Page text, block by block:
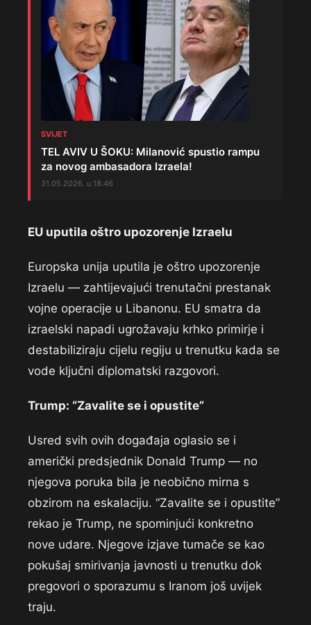
SVIJET
TEL AVIV U ŠOKU: Milanović spustio rampu
za novog ambasadora Izraela!
31.05.2026. u 18:46
EU uputila oštro upozorenje Izraelu
Europska unija uputila je oštro upozorenje
Izraelu — zahtijevajući trenutačni prestanak
vojne operacije u Libanonu. EU smatra da
izraelski napadi ugrožavaju krhko primirje i
destabiliziraju cijelu regiju u trenutku kada se
vode ključni diplomatski razgovori.
Trump: “Zavalite se i opustite”
Usred svih ovih događaja oglasio se i
američki predsjednik Donald Trump — no
njegova poruka bila je neobično mirna s
obzirom na eskalaciju. “Zavalite se i opustite”
rekao je Trump, ne spominjući konkretno
nove udare. Njegove izjave tumače se kao
pokušaj smirivanja javnosti u trenutku dok
pregovori o sporazumu s Iranom još uvijek
traju.